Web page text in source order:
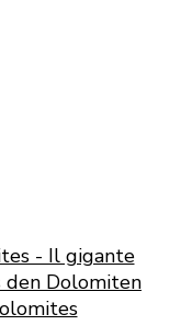
- Il gigante
den Dolomiten